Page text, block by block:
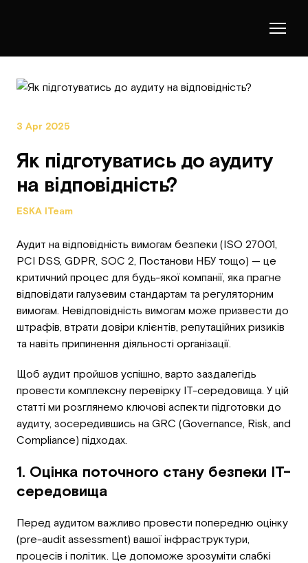
3 Apr 2025
Як підготуватись до аудиту
на відповідність?
ESKA ITeam
Аудит на відповідність вимогам безпеки (ISO 27001,
PCI DSS, GDPR, SOC 2, Постанови НБУ тощо) — це
критичний процес для будь-якої компанії, яка прагне
відповідати галузевим стандартам та регуляторним
вимогам. Невідповідність вимогам може призвести до
штрафів, втрати довіри клієнтів, репутаційних ризиків
та навіть припинення діяльності організації.
Щоб аудит пройшов успішно, варто заздалегідь
провести комплексну перевірку IT-середовища. У цій
статті ми розглянемо ключові аспекти підготовки до
аудиту, зосередившись на GRC (Governance, Risk, and
Compliance) підходах.
1. Оцінка поточного стану безпеки IT-
середовища
Перед аудитом важливо провести попередню оцінку
(pre-audit assessment) вашої інфраструктури,
процесів і політик. Це допоможе зрозуміти слабкі